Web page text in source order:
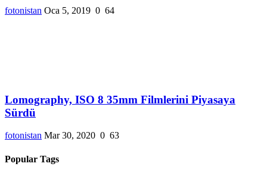
fotonistan Oca 5, 2019 0 64
Lomography, ISO 8 35mm Filmlerini Piyasaya
Sürdü
fotonistan Mar 30, 2020 0 63
Popular Tags